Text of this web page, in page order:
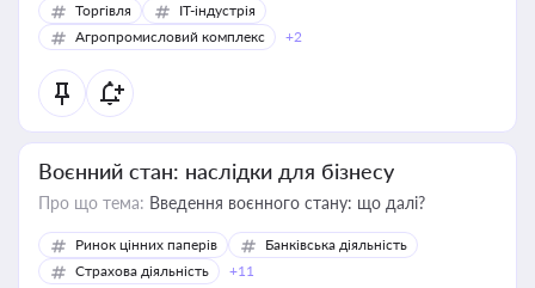
Торгівля
IT-індустрія
Агропромисловий комплекс
+2
Воєнний стан: наслідки для бізнесу
Про що тема: Введення воєнного стану: що далі?
Ринок цінних паперів
Банківська діяльність
Страхова діяльність
+11